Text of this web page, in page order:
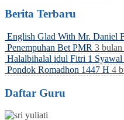
Berita Terbaru
English Glad With Mr. Daniel
Penempuhan Bet PMR 3
Halalbihalal idul Fitri 1
Pondok Romadhon 1447 H 4
Daftar Guru